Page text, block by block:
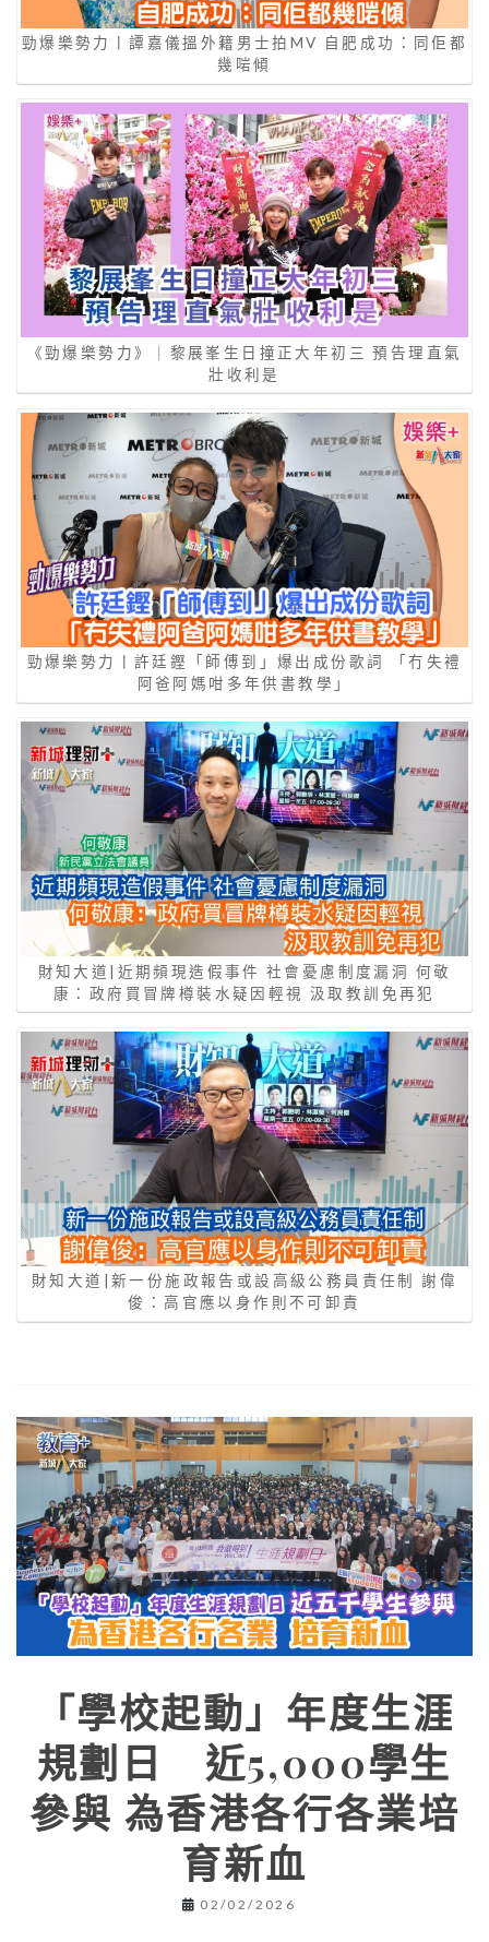
勁爆樂勢力丨譚嘉儀搵外籍男士拍MV 自肥成功：同佢都
幾啱傾
《勁爆樂勢力》｜黎展峯生日撞正大年初三 預告理直氣
壯收利是
勁爆樂勢力丨許廷鏗「師傅到」爆出成份歌詞 「冇失禮
阿爸阿媽咁多年供書教學」
財知大道|近期頻現造假事件 社會憂慮制度漏洞 何敬
康：政府買冒牌樽裝水疑因輕視 汲取教訓免再犯
財知大道|新一份施政報告或設高級公務員責任制 謝偉
俊：高官應以身作則不可卸責
「學校起動」年度生涯
規劃日 近5,000學生
參與 為香港各行各業培
育新血
02/02/2026